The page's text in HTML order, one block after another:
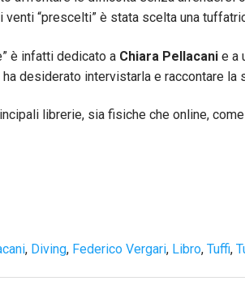
“prescelti” è stata scelta una
è infatti dedicato a Chiara Pellacani e a
desiderato intervistarla e raccontare la
librerie, sia fisiche che online, come
, Diving, Federico Vergari, Libro, Tuffi,